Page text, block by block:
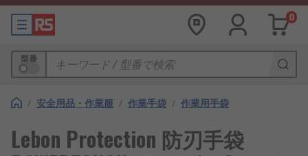
0
型番
/ 安全用品・作業服 / 作業手袋 / 作業用手袋
Lebon Protection 防刃手袋